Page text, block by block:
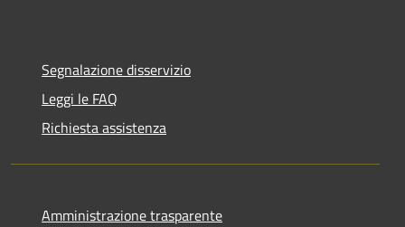
Segnalazione disservizio
Leggi le FAQ
Richiesta assistenza
Amministrazione trasparente